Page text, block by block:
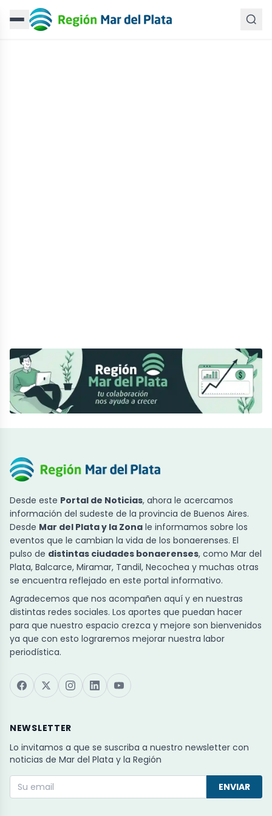
Desde este Portal de Noticias, ahora le acercamos
información del sudeste de la provincia de Buenos Aires.
Desde Mar del Plata y la Zona le informamos sobre los
eventos que le cambian la vida de los bonaerenses. El
pulso de distintas ciudades bonaerenses, como Mar del
Plata, Balcarce, Miramar, Tandil, Necochea y muchas otras
se encuentra reflejado en este portal informativo.
Agradecemos que nos acompañen aquí y en nuestras
distintas redes sociales. Los aportes que puedan hacer
para que nuestro espacio crezca y mejore son bienvenidos
ya que con esto lograremos mejorar nuestra labor
periodística.
NEWSLETTER
Lo invitamos a que se suscriba a nuestro newsletter con
noticias de Mar del Plata y la Región
ENVIAR